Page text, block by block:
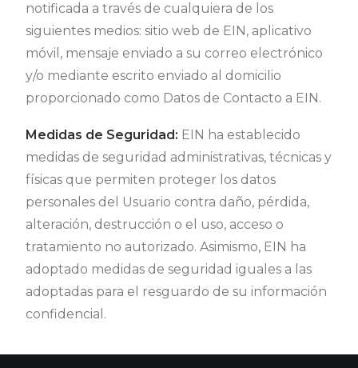
notificada a través de cualquiera de los
siguientes medios: sitio web de EIN, aplicativo
móvil, mensaje enviado a su correo electrónico
y/o mediante escrito enviado al domicilio
proporcionado como Datos de Contacto a EIN.
Medidas de Seguridad: EIN ha establecido
medidas de seguridad administrativas, técnicas y
físicas que permiten proteger los datos
personales del Usuario contra daño, pérdida,
alteración, destrucción o el uso, acceso o
tratamiento no autorizado. Asimismo, EIN ha
adoptado medidas de seguridad iguales a las
adoptadas para el resguardo de su información
confidencial.